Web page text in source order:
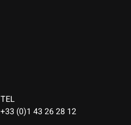
TEL
+33 (0)1 43 26 28 12
Español